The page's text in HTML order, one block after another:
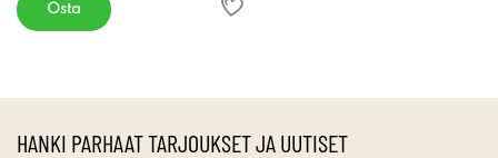
Osta
HANKI PARHAAT TARJOUKSET JA UUTISET